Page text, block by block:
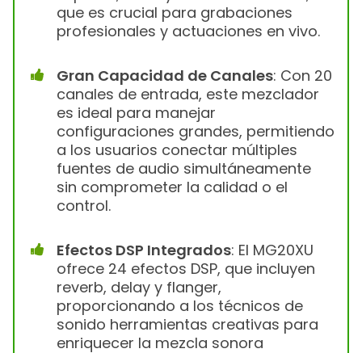
que es crucial para grabaciones
profesionales y actuaciones en vivo.
Gran Capacidad de Canales: Con 20
canales de entrada, este mezclador
es ideal para manejar
configuraciones grandes, permitiendo
a los usuarios conectar múltiples
fuentes de audio simultáneamente
sin comprometer la calidad o el
control.
Efectos DSP Integrados: El MG20XU
ofrece 24 efectos DSP, que incluyen
reverb, delay y flanger,
proporcionando a los técnicos de
sonido herramientas creativas para
enriquecer la mezcla sonora